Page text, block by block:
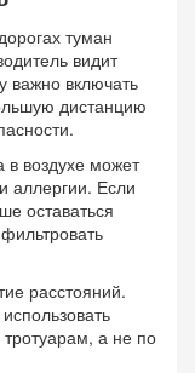
туман
видит
важно включать
дистанцию
в воздухе может
аллергии. Если
оставаться
расстояний.
а не по